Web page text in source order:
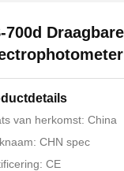
700d
van herkomst: China
CHN spec
CE